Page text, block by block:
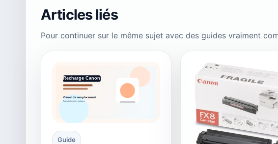
Articles liés
Pour continuer sur le même sujet avec des guides vraiment
Guide